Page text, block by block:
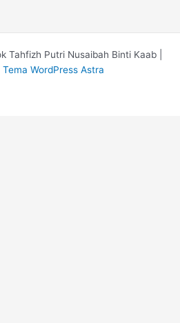
Putri Nusaibah Binti Kaab |
Tema WordPress Astra